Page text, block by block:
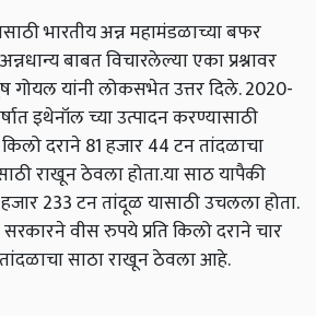
भारतीय अन्न महामंडळाच्या बफर
बाबत विचारलेल्या एका प्रश्नावर
गोयल यांनी लोकसभेत उत्तर दिले. 2020-
इथेनॉल च्या उत्पादन करण्यासाठी
दराने 81 हजार 44 टन तांदळाचा
राखून ठेवला होता.या साठ यापैकी
233 टन तांदूळ यासाठी उचलला होता.
वीस रुपये प्रति किलो दराने चार
साठा राखून ठेवला आहे.